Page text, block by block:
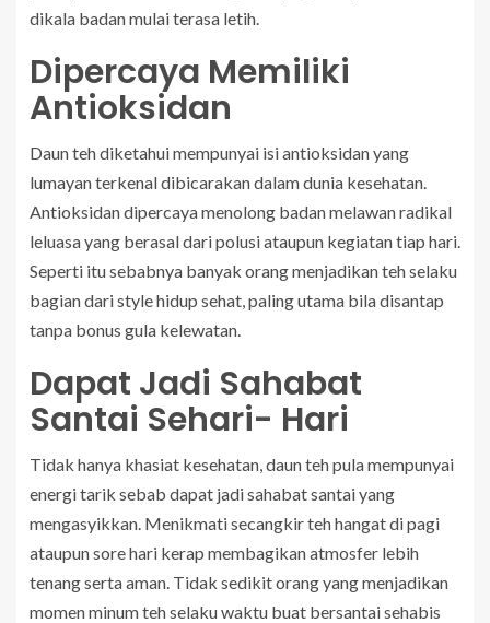
dikala badan mulai terasa letih.
Dipercaya Memiliki
Antioksidan
Daun teh diketahui mempunyai isi antioksidan yang
lumayan terkenal dibicarakan dalam dunia kesehatan.
Antioksidan dipercaya menolong badan melawan radikal
leluasa yang berasal dari polusi ataupun kegiatan tiap hari.
Seperti itu sebabnya banyak orang menjadikan teh selaku
bagian dari style hidup sehat, paling utama bila disantap
tanpa bonus gula kelewatan.
Dapat Jadi Sahabat
Santai Sehari- Hari
Tidak hanya khasiat kesehatan, daun teh pula mempunyai
energi tarik sebab dapat jadi sahabat santai yang
mengasyikkan. Menikmati secangkir teh hangat di pagi
ataupun sore hari kerap membagikan atmosfer lebih
tenang serta aman. Tidak sedikit orang yang menjadikan
momen minum teh selaku waktu buat bersantai sehabis